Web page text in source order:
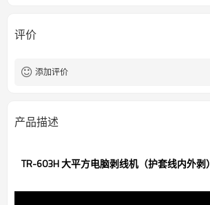
评价
添加评价
产品描述
TR-603H 大平方电脑剥线机（护套线内外剥）